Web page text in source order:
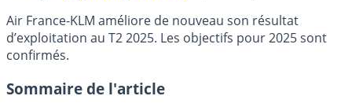
Air France-KLM améliore de nouveau son résultat
d’exploitation au T2 2025. Les objectifs pour 2025 sont
confirmés.
Sommaire de l'article